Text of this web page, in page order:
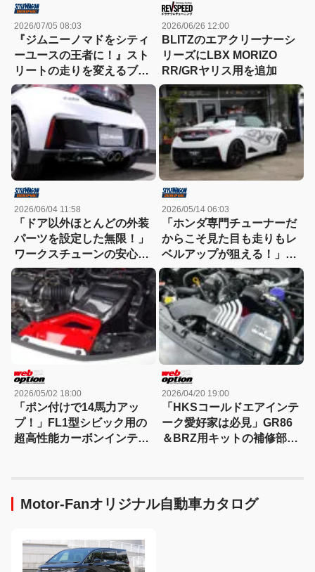
2026/07/05 08:03
『ジムニーノマドをシティ
ーユースの王者に！』スト
リートの走りを変えるブリ
ッツ流アイテム群
2026/06/26 12:00
BLITZのエアクリーナーシ
リーズにLBX MORIZO
RR/GRヤリス用を追加
2026/06/04 11:58
「ドア以外ほとんどの外装
パーツを設定した無限！」
ワークスチューンの安心感
も【軽2シーターカスタ
ム・デモカー編】
2026/05/14 06:03
「ホンダ専門チューナーだ
からこそ見た目も走りもレ
ベルアップが狙える！」
【軽2シーターカスタム・
デモカー編】
2026/05/02 18:00
「ポン付けで14馬力アッ
プ！」FL1型シビック用の
超高性能カーボンインテー
2026/04/20 19:00
「HKSコールドエアインテ
ーク愛好家は必見」GR86
＆BRZ用キットの補修部品
Motor-Fanオリジナル自動車カタログ